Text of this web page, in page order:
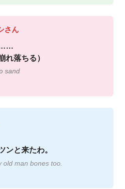
さん
……
れ落ちる）
sand
ンと来たわ。
old man bones too.